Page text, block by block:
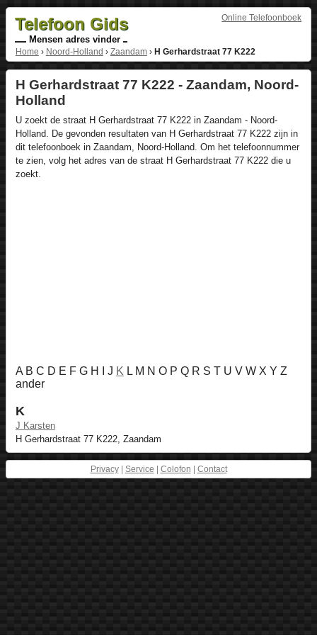
Online Telefoonboek
Telefoon Gids
Mensen adres vinder
Home › Noord-Holland › Zaandam› H Gerhardstraat 77 K222
H Gerhardstraat 77 K222 - Zaandam, Noord-
Holland
U zoekt de straat H Gerhardstraat 77 K222 in Zaandam - Noord-
Holland. De gevonden resultaten van H Gerhardstraat 77 K222 zijn in
dit telefoonboek in Zaandam, Noord-Holland. Om het telefoonnummer
te zien, volg het adres van de straat H Gerhardstraat 77 K222 die u
zoekt.
A B C D E F G H I J KL M N O P Q R S T U V W X Y Z
ander
K
J Karsten
H Gerhardstraat 77 K222, Zaandam
Privacy| Service Colofon Contact